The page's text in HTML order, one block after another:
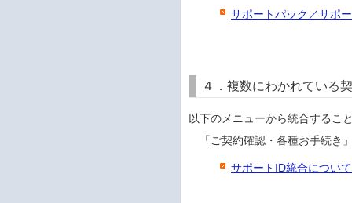
サポートパック／サポ
４．複数にわかれている
以下のメニューから統合するこ
「ご契約確認・各種お手続
サポートID統合について